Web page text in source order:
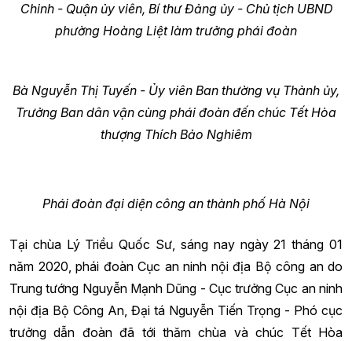
Chinh - Quận ủy viên, Bí thư Đảng ủy - Chủ tịch UBND
phường Hoàng Liệt làm trưởng phái đoàn
Bà Nguyễn Thị Tuyến - Ủy viên Ban thường vụ Thành ủy,
Trưởng Ban dân vận cùng phái đoàn đến chúc Tết Hòa
thượng Thích Bảo Nghiêm
Phái đoàn đại diện công an thành phố Hà Nội
Tại chùa Lý Triều Quốc Sư, sáng nay ngày 21 tháng 01
năm 2020, phái đoàn Cục an ninh nội địa Bộ công an do
Trung tướng Nguyễn Mạnh Dũng - Cục trưởng Cục an ninh
nội địa Bộ Công An, Đại tá Nguyễn Tiến Trọng - Phó cục
trưởng dẫn đoàn đã tới thăm chùa và chúc Tết Hòa